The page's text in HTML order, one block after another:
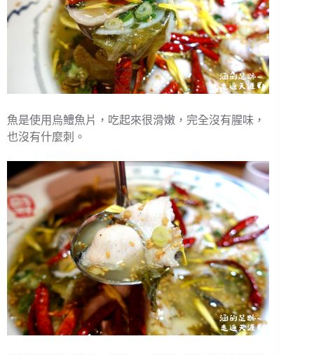
魚是使用烏鱧魚片，吃起來很滑嫩，完全沒有腥味，
也沒有什麼刺。